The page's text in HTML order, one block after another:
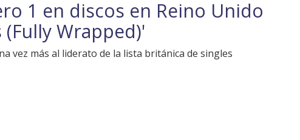
1 en discos en Reino Unido
Wrapped)'
vez más al liderato de la lista británica de singles